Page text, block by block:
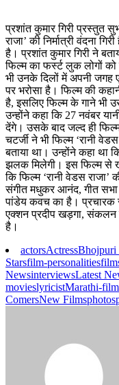
प्रशांत कुमार गिरी प्रस्‍तुत
राजा’ की निर्मात्री वंदना
है। प्रशांत कुमार गिरी ने
फिल्‍म का फर्स्‍ट लुक लोगों
भी उनके दिलों में अपनी जगह
पर भरोसा है। फिल्‍म की
है, इसलिए फिल्‍म के गाने भी
उन्‍होंने कहा कि 27 नवंबर
देंगे। उसके बाद जल्‍द ही
चटर्जी ने भी फिल्‍म ‘रानी
बताया था। उन्‍होंने कहा था
झलक मिलेगी। इस फिल्‍म से
कि फिल्‍म ‘रानी वेडस राजा’
संगीत मधुकर आनंद, गीत सभा
पांडेय कवच का है। प्रचारक
एक्‍शन प्रदीप खड़गा, संकलन
है।
actorsActressBhojpuri
Starsfilm-personalities
NewsinterviewsLatest
movieslyricistMarathi-
ComersNew Filmsphotos